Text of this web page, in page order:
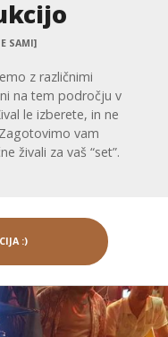
:)
SAMI]
z različnimi
na tem področju v
le izberete, in ne
vam
živali za vaš “set”.